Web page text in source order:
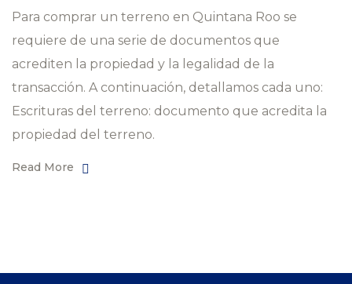
Para comprar un terreno en Quintana Roo se
requiere de una serie de documentos que
acrediten la propiedad y la legalidad de la
transacción. A continuación, detallamos cada uno:
Escrituras del terreno: documento que acredita la
propiedad del terreno.
Read More